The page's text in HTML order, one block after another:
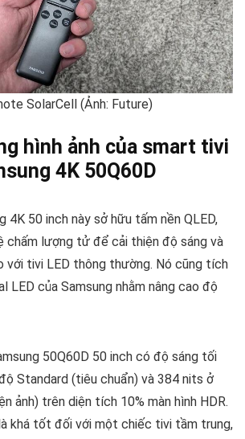
SolarCell (Ảnh: Future)
hình ảnh của smart tivi
4K 50Q60D
4K 50 inch này sở hữu tấm nền QLED,
chấm lượng tử để cải thiện độ sáng và
với tivi LED thông thường. Nó cũng tích
LED của Samsung nhằm nâng cao độ
50Q60D 50 inch có độ sáng tối
Standard (tiêu chuẩn) và 384 nits ở
ảnh) trên diện tích 10% màn hình HDR.
khá tốt đối với một chiếc tivi tầm trung,